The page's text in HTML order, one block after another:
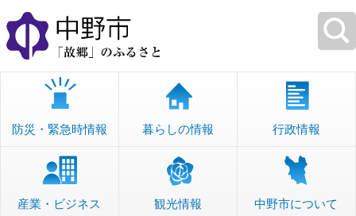
本
文
へ
移
防災・緊急時情報 暮らしの情報 行政情報
産業・ビジネス 観光情報 中野市について